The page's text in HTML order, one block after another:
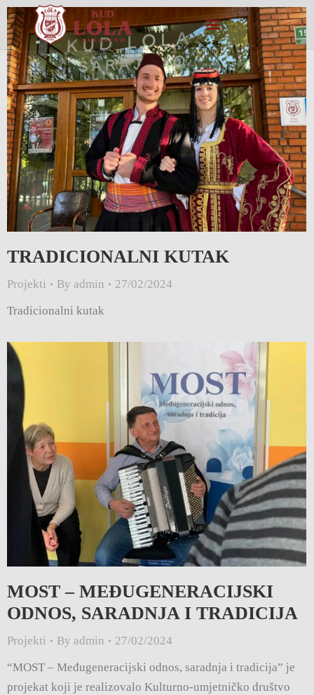
TRADICIONALNI KUTAK​
Projekti By admin
27/02/2024
Tradicionalni kutak
MOST – MEĐUGENERACIJSKI
ODNOS, SARADNJA I TRADICIJA
Projekti By admin
27/02/2024
“MOST – Međugeneracijski odnos, saradnja i tradicija” je
projekat koji je realizovalo Kulturno-umjetničko društvo